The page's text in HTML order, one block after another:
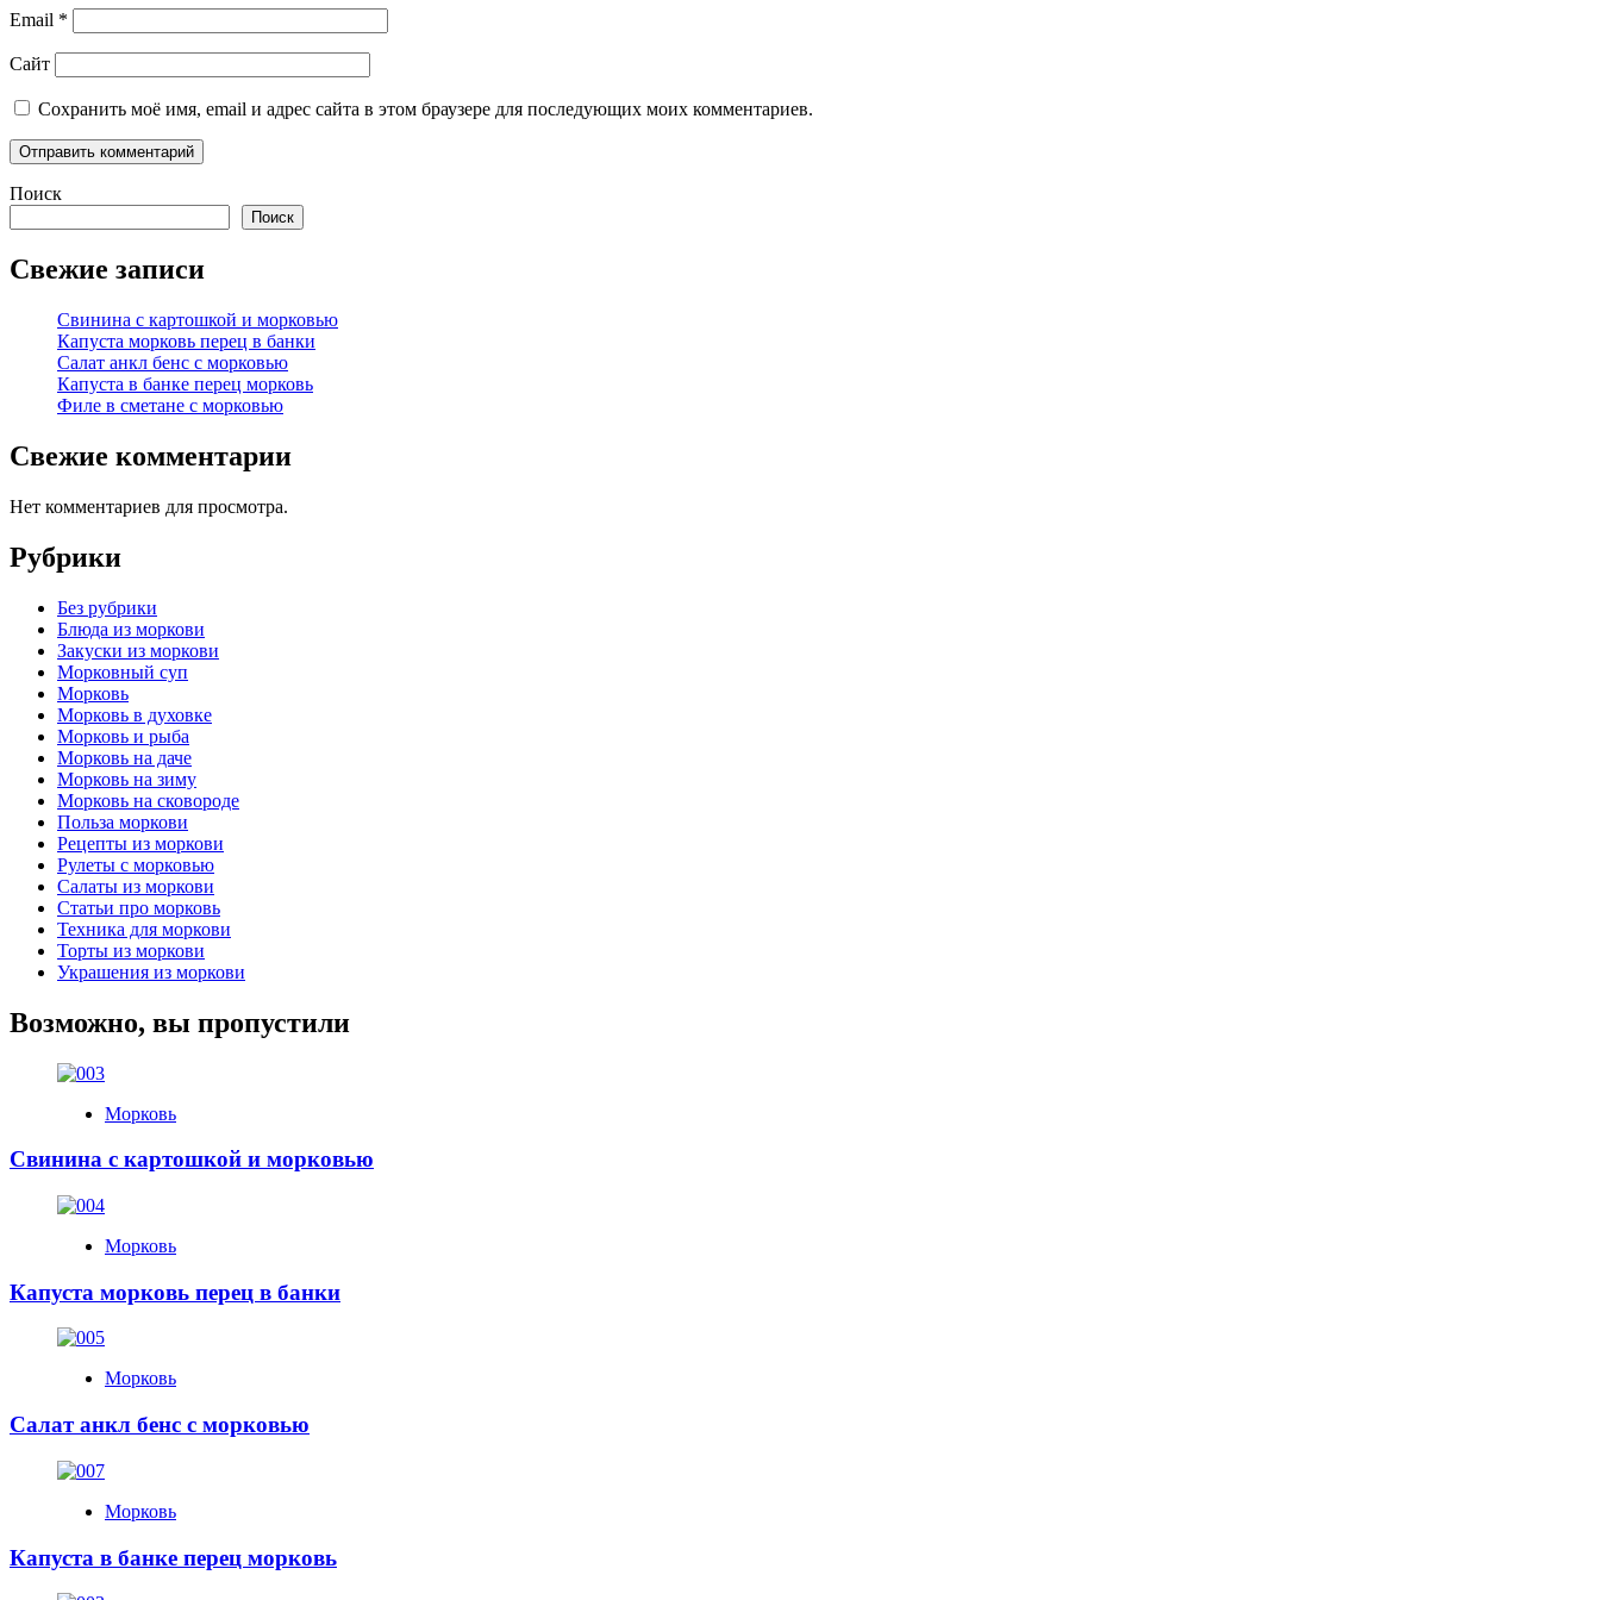
Email *
Сайт
Сохранить моё имя, email и адрес сайта в этом браузере для последующих моих комментариев.
Поиск
Поиск
Свежие записи
Свинина с картошкой и морковью
Капуста морковь перец в банки
Салат анкл бенс с морковью
Капуста в банке перец морковь
Филе в сметане с морковью
Свежие комментарии
Нет комментариев для просмотра.
Рубрики
Без рубрики
Блюда из моркови
Закуски из моркови
Морковный суп
Морковь
Морковь в духовке
Морковь и рыба
Морковь на даче
Морковь на зиму
Морковь на сковороде
Польза моркови
Рецепты из моркови
Рулеты с морковью
Салаты из моркови
Статьи про морковь
Техника для моркови
Торты из моркови
Украшения из моркови
Возможно, вы пропустили
Морковь
Свинина с картошкой и морковью
Морковь
Капуста морковь перец в банки
Морковь
Салат анкл бенс с морковью
Морковь
Капуста в банке перец морковь